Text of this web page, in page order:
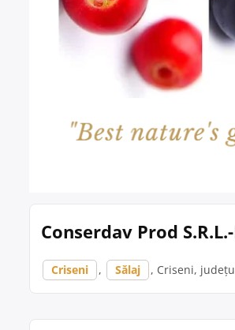
Conserdav Prod
Criseni , Sălaj , Criseni,